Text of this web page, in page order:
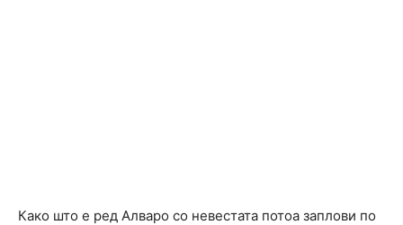
Како што е ред Алваро со невестата потоа заплови по